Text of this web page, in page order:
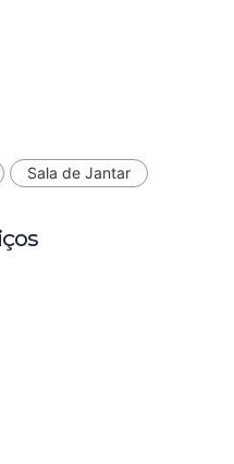
Sala de Jantar